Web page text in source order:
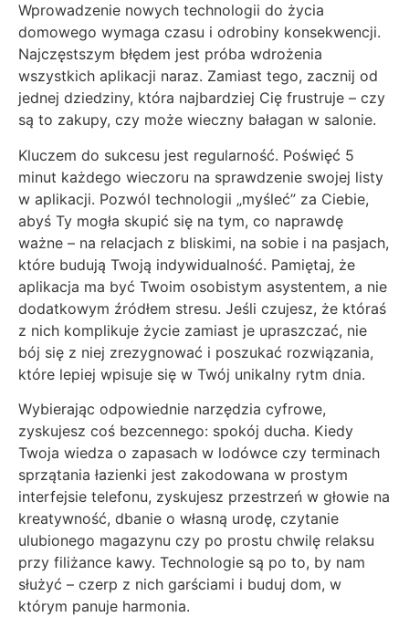
Wprowadzenie nowych technologii do życia
domowego wymaga czasu i odrobiny konsekwencji.
Najczęstszym błędem jest próba wdrożenia
wszystkich aplikacji naraz. Zamiast tego, zacznij od
jednej dziedziny, która najbardziej Cię frustruje – czy
są to zakupy, czy może wieczny bałagan w salonie.
Kluczem do sukcesu jest regularność. Poświęć 5
minut każdego wieczoru na sprawdzenie swojej listy
w aplikacji. Pozwól technologii „myśleć” za Ciebie,
abyś Ty mogła skupić się na tym, co naprawdę
ważne – na relacjach z bliskimi, na sobie i na pasjach,
które budują Twoją indywidualność. Pamiętaj, że
aplikacja ma być Twoim osobistym asystentem, a nie
dodatkowym źródłem stresu. Jeśli czujesz, że któraś
z nich komplikuje życie zamiast je upraszczać, nie
bój się z niej zrezygnować i poszukać rozwiązania,
które lepiej wpisuje się w Twój unikalny rytm dnia.
Wybierając odpowiednie narzędzia cyfrowe,
zyskujesz coś bezcennego: spokój ducha. Kiedy
Twoja wiedza o zapasach w lodówce czy terminach
sprzątania łazienki jest zakodowana w prostym
interfejsie telefonu, zyskujesz przestrzeń w głowie na
kreatywność, dbanie o własną urodę, czytanie
ulubionego magazynu czy po prostu chwilę relaksu
przy filiżance kawy. Technologie są po to, by nam
służyć – czerp z nich garściami i buduj dom, w
którym panuje harmonia.